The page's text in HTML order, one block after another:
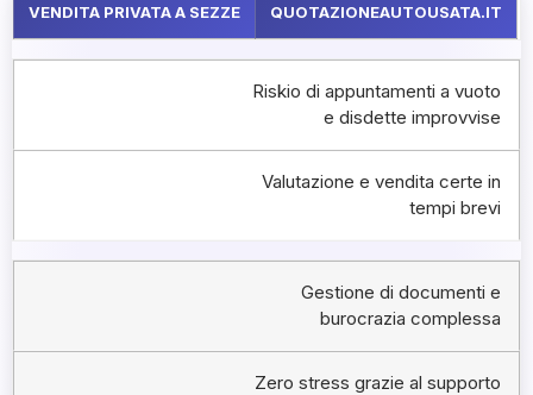
VENDITA PRIVATA A SEZZE QUOTAZIONEAUTOUSATA.IT
Riskio di appuntamenti a vuoto
e disdette improvvise
Valutazione e vendita certe in
tempi brevi
Gestione di documenti e
burocrazia complessa
Zero stress grazie al supporto